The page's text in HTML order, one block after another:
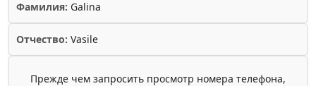
Фамилия: Galina
Отчество: Vasile
Прежде чем запросить просмотр номера телефона,